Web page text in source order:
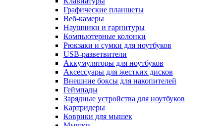
Графические планшеты
Веб-камеры
Наушники и гарнитуры
Компьютерные колонки
Рюкзаки и сумки для ноутбуков
USB-разветвители
Аккумуляторы для ноутбуков
Аксессуары для жестких дисков
Внешние боксы для накопителей
Геймпады
Зарядные устройства для ноутбуков
Картридеры
Коврики для мышек